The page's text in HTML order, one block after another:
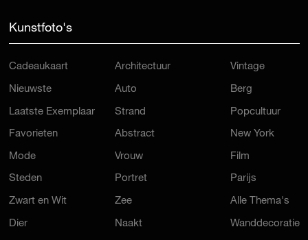
Kunstfoto's
Cadeaukaart
Nieuwste
Laatste Exemplaar
Favorieten
Mode
Steden
Zwart en Wit
Dier
Architectuur
Auto
Strand
Abstract
Vrouw
Portret
Zee
Naakt
Vintage
Berg
Popcultuur
New York
Film
Parijs
Alle Thema's
Wanddecoratie